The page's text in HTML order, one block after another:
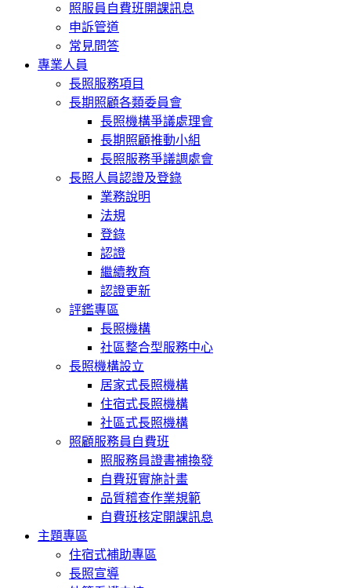
照服員自費班開課訊息
申訴管道
常見問答
專業人員
長照服務項目
長期照顧各類委員會
長照機構爭議處理會
長期照顧推動小組
長照服務爭議調處會
長照人員認證及登錄
業務說明
法規
登錄
認證
繼續教育
認證更新
評鑑專區
長照機構
社區整合型服務中心
長照機構設立
居家式長照機構
住宿式長照機構
社區式長照機構
照顧服務員自費班
照服務員證書補換發
自費班實施計畫
品質稽查作業規範
自費班核定開課訊息
主題專區
住宿式補助專區
長照宣導